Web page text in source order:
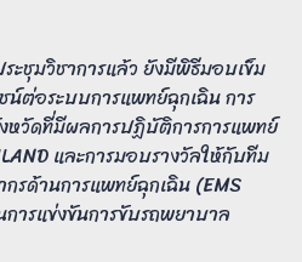
ะชุมวิชาการแล้ว ยังมีพิธีมอบเข็ม
น์ต่อระบบการแพทย์ฉุกเฉิน การ
วัดที่มีผลการปฏิบัติการการแพทย์
และการมอบรางวัลให้กับทีม
ด้านการแพทย์ฉุกเฉิน (EMS
ารแข่งขันการขับรถพยาบาล